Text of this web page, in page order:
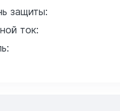
защиты:
ток: